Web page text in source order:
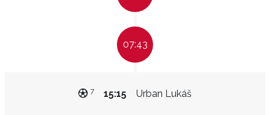
07:43
Urban Lukáš
15:15
7